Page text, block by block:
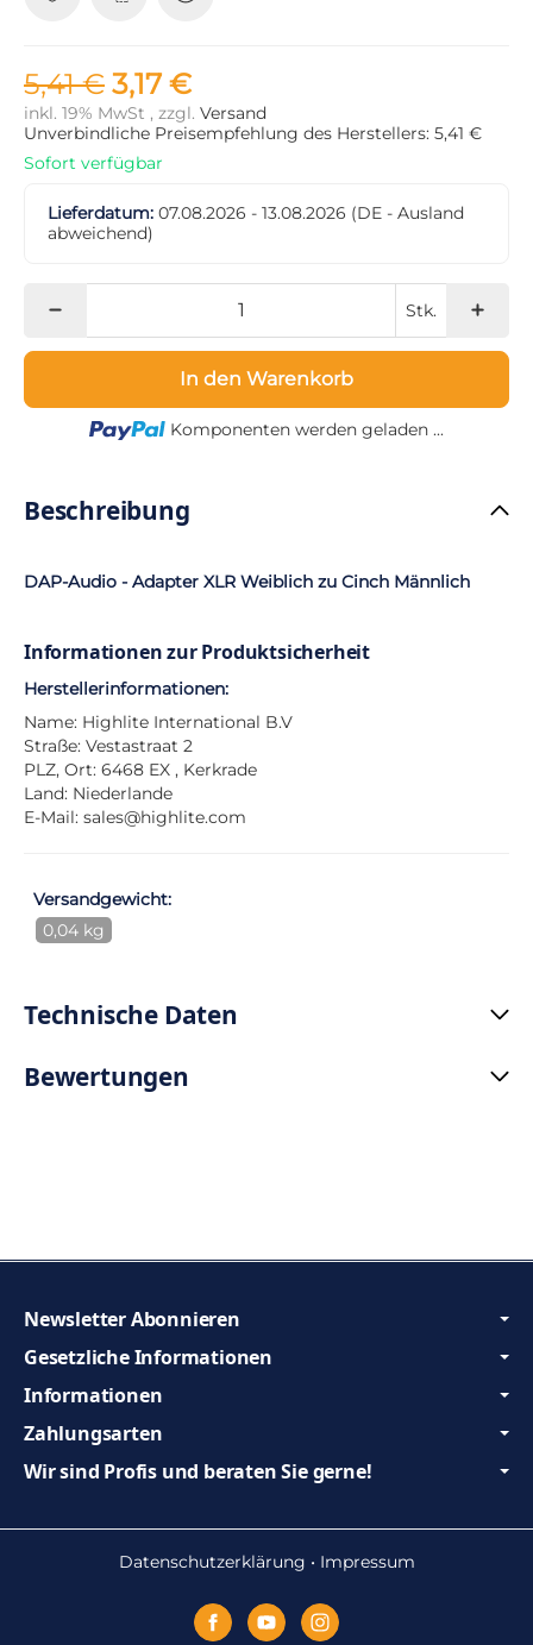
5,41 € 3,17 €
inkl. 19% MwSt , zzgl. Versand
Unverbindliche Preisempfehlung des Herstellers: 5,41 €
Sofort verfügbar
Lieferdatum: 07.08.2026 - 13.08.2026 (DE - Ausland
abweichend)
Stk.
In den Warenkorb
Loading...
Komponenten werden geladen ...
Beschreibung
DAP-Audio - Adapter XLR Weiblich zu Cinch Männlich
Informationen zur Produktsicherheit
Herstellerinformationen:
Name: Highlite International B.V
Straße: Vestastraat 2
PLZ, Ort: 6468 EX , Kerkrade
Land: Niederlande
E-Mail: sales@highlite.com
Versandgewicht:
0,04 kg
Technische Daten
Bewertungen
Gesetzliche Informationen
Informationen
Zahlungsarten
Wir sind Profis und beraten Sie gerne!
Newsletter Abonnieren
Datenschutzerklärung • Impressum